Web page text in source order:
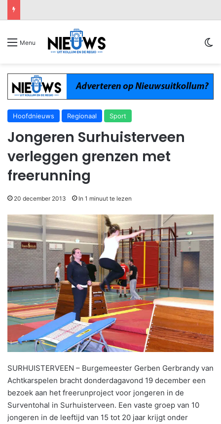
Menu
Hoofdnieuws Regionaal Sport
Jongeren Surhuisterveen
verleggen grenzen met
freerunning
20 december 2013 In 1 minuut te lezen
SURHUISTERVEEN – Burgemeester Gerben Gerbrandy van
Achtkarspelen bracht donderdagavond 19 december een
bezoek aan het freerunproject voor jongeren in de
Surventohal in Surhuisterveen. Een vaste groep van 10
jongeren in de leeftijd van 15 tot 20 jaar krijgt onder